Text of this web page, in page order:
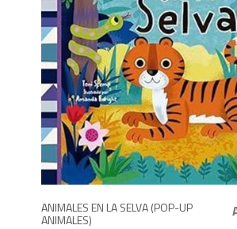
ANIMALES EN LA SELVA (POP-UP
ANIMALES)